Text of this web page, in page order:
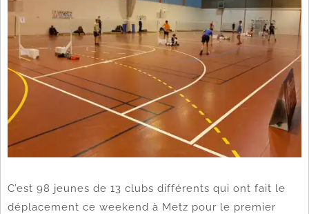
C’est 98 jeunes de 13 clubs différents qui ont fait le
déplacement ce weekend à Metz pour le premier